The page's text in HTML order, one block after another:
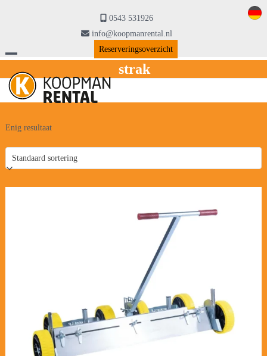
0543 531926
info@koopmanrental.nl
Reserveringsoverzicht
mobile
menu
mobile
menu
strak
Enig resultaat